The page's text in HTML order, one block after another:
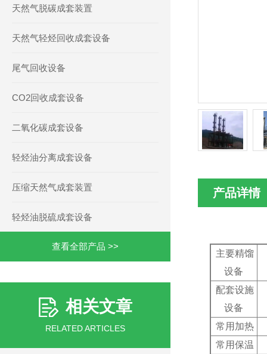
天然气脱碳成套装置
天然气轻烃回收成套设备
尾气回收设备
CO2回收成套设备
二氧化碳成套设备
轻烃油分离成套设备
压缩天然气成套装置
轻烃油脱硫成套设备
查看全部产品 >>
相关文章
RELATED ARTICLES
产品详情
主要精馏
设备
配套设施
设备
常用加热
常用保温